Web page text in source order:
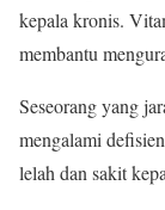
kepala kronis.
membantu
Seseorang yang
mengalami
lelah dan sakit